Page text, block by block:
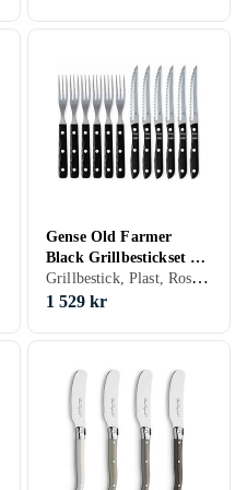
Gense Old Farmer
Black Grillbestickset 12
Delar
Grillbestick, Plast, Rostfritt stål, 12 st, Tål maskindisk
1 529 kr